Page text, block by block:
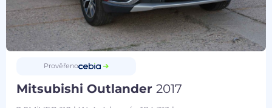
Prověřeno
Mitsubishi Outlander2017